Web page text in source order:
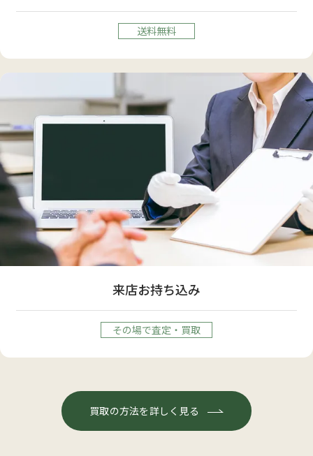
送料無料
来店お持ち込み
その場で査定・買取
買取の方法を詳しく見る